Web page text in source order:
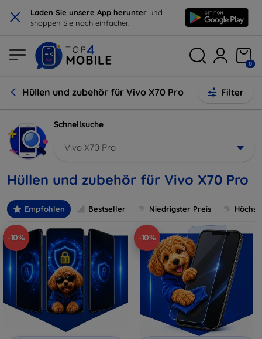
× Laden Sie unsere App herunter und
shoppen Sie noch einfacher.
0
Hüllen und zubehör für Vivo X70 Pro Filter
Schnellsuche
Vivo X70 Pro
Hüllen und zubehör für Vivo X70 Pro
Empfohlen Bestseller Niedrigster Preis
-10% -10%